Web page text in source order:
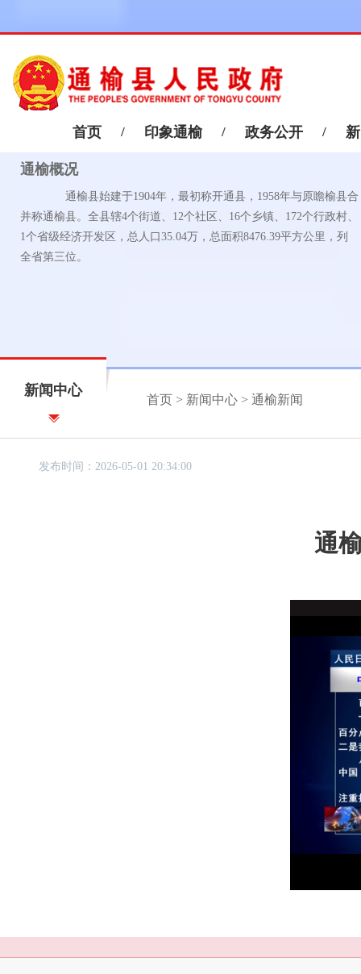
首页 / 印象通榆 / 政务公开 /
通榆概况
通榆县始建于1904年，最初称开通县，1958年与原瞻榆县合
并称通榆县。全县辖4个街道、12个社区、16个乡镇、172个行政村、
1个省级经济开发区，总人口35.04万，总面积8476.39平方公里，列
全省第三位。
新闻中心
首页 > 新闻中心 > 通榆新闻
发布时间：2026-05-01 20:34:00
通